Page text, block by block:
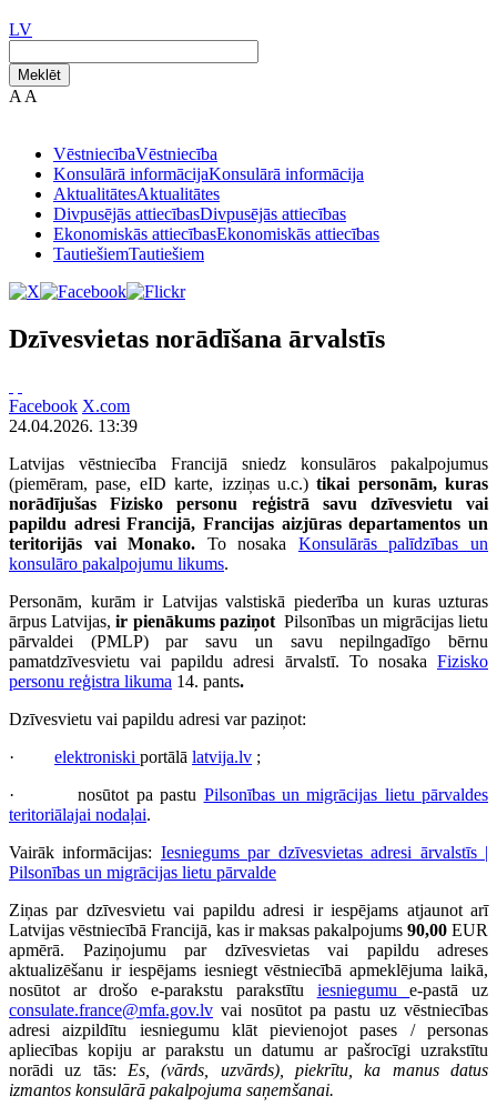
LV
Meklēt
A A
VēstniecībaVēstniecība
Konsulārā informācijaKonsulārā informācija
AktualitātesAktualitātes
Divpusējās attiecībasDivpusējās attiecības
Ekonomiskās attiecībasEkonomiskās attiecības
TautiešiemTautiešiem
Dzīvesvietas norādīšana ārvalstīs
Facebook X.com
24.04.2026. 13:39
Latvijas vēstniecība Francijā sniedz konsulāros pakalpojumus
(piemēram, pase, eID karte, izziņas u.c.)tikai personām, kuras
norādījušas Fizisko personu reģistrā savu dzīvesvietu vai
papildu adresi Francijā, Francijas aizjūras departamentos un
teritorijās vai Monako. To nosaka Konsulārās palīdzības un
konsulāro pakalpojumu likums.
Personām, kurām ir Latvijas valstiskā piederība un kuras uzturas
ārpus Latvijas,ir pienākums paziņotPilsonības un migrācijas lietu
pārvaldei (PMLP) par savu un savu nepilngadīgo bērnu
pamatdzīvesvietu vai papildu adresi ārvalstī. To nosaka Fizisko
personu reģistra likuma 14. pants.
Dzīvesvietu vai papildu adresi var paziņot:
· elektroniski portālā latvija.lv ;
· nosūtot pa pastu Pilsonības un migrācijas lietu pārvaldes
teritoriālajai nodaļai.
Vairāk informācijas: Iesniegums par dzīvesvietas adresi ārvalstīs |
Pilsonības un migrācijas lietu pārvalde
Ziņas par dzīvesvietu vai papildu adresi ir iespējams atjaunot arī
Latvijas vēstniecībā Francijā, kas ir maksas pakalpojums 90,00 EUR
apmērā. Paziņojumu par dzīvesvietas vai papildu adreses
aktualizēšanu ir iespējams iesniegt vēstniecībā apmeklējuma laikā,
nosūtot ar drošo e-parakstu parakstītu iesniegumue-pastā uz
consulate.france@mfa.gov.lv vai nosūtot pa pastu uz vēstniecības
adresi aizpildītu iesniegumu klāt pievienojot pases / personas
apliecības kopiju ar parakstu un datumu ar pašrocīgi uzrakstītu
norādi uz tās: Es, (vārds, uzvārds), piekrītu, ka manus datus
izmantos konsulārā pakalpojuma saņemšanai.